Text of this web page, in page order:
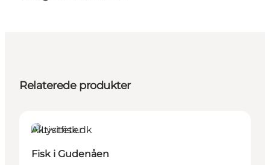
Relaterede produkter
Aktiviteter
Fisk i Gudenåen